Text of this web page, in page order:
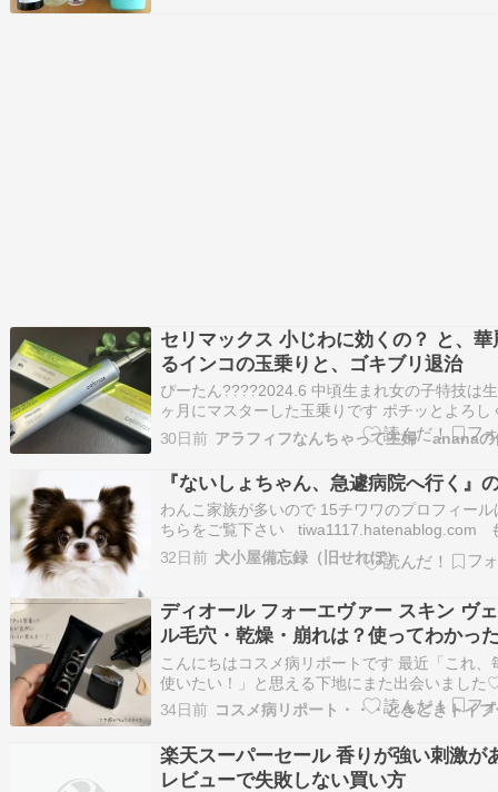
セリマックス 小じわに効くの？ と、華
るインコの玉乗りと、ゴキブリ退治
ぴーたん????2024.6 中頃生まれ女の子特技は
ヶ月にマスターした玉乗りです ポチッとよろし
願いします最近気がついたんだけどGoogleで『
セイインコ 玉乗り』の動画を検索するとまぁま
位にぴーたんがランクインします✨なんか嬉し
最近の購入品TikTok…
30日前
『ないしょちゃん、急遽病院へ行く』
わんこ家族が多いので 15チワワのプロフィール
ちらをご覧下さい tiwa1117.hatenablog.com
一つのblogもよろしくお願いします
cobin1113.blog.fc2.com 来たよ～って応援の
32日前 犬小屋備忘録（旧せれぼ）
ディオール フォーエヴァー スキン ヴ
ル毛穴・乾燥・崩れは？使ってわかっ
と
こんにちはコスメ病リポートです 最近「これ、
使いたい！」と思える下地にまた出会いました
ィオール フォーエヴァー スキン ヴェールを使
たレビュー♡ ベースメイクって、その日のメイ
体を左右しますよね 乾燥すると粉っぽくなるし
脂が出るとテカるし、 毛穴も気に…
34日前 コスメ病リポート・・・ときどきトイプ
楽天スーパーセール 香りが強い刺激が
レビューで失敗しない買い方